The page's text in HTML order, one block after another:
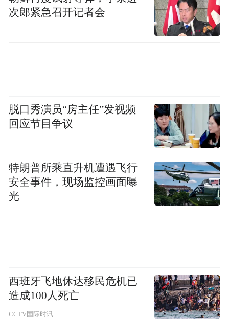
次郎紧急召开记者会
脱口秀演员“房主任”发视频
回应节目争议
特朗普所乘直升机遭遇飞行
安全事件，现场监控画面曝
光
西班牙飞地休达移民危机已
造成100人死亡
CCTV国际时讯